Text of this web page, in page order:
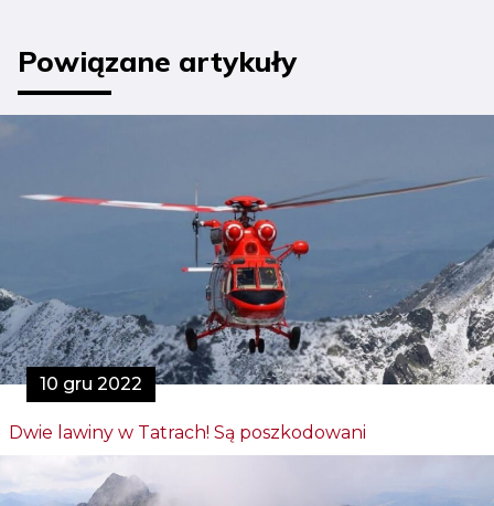
Powiązane artykuły
10 gru 2022
Dwie lawiny w Tatrach! Są poszkodowani